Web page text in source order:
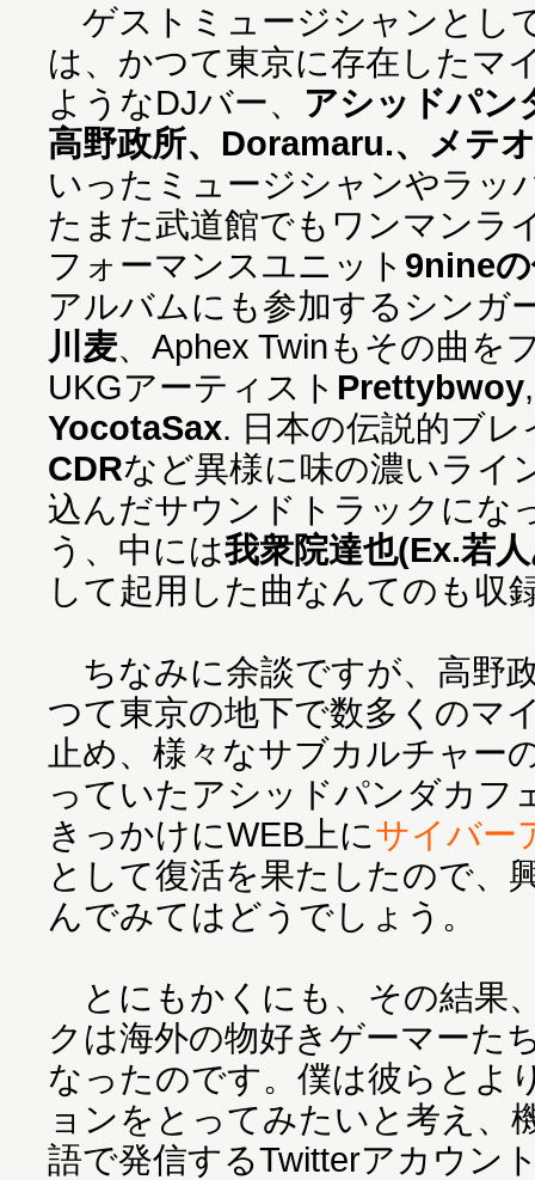
ゲストミュージシャンとし
は、かつて東京に存在したマ
ようなDJバー、 アシッドパン
高野政所、Doramaru.、メテ
いったミュージシャンやラッ
たまた武道館でもワンマンラ
フォーマンスユニット 9nine
アルバムにも参加するシンガ
川麦、Aphex Twinもその曲を
UKGアーティスト Prettybwoy
YocotaSax. 日本の伝説的ブ
CDRなど異様に味の濃いライ
込んだサウンドトラックにな
う、中には我衆院達也(Ex.若
して起用した曲なんてのも収
ちなみに余談ですが、高野
つて東京の地下で数多くのマ
止め、様々なサブカルチャー
っていたアシッドパンダカフ
きっかけにWEB上にサイバー
として復活を果たしたので、
んでみてはどうでしょう。
とにもかくにも、その結果
クは海外の物好きゲーマーた
なったのです。僕は彼らとよ
ョンをとってみたいと考え、
語で発信するTwitterアカウン